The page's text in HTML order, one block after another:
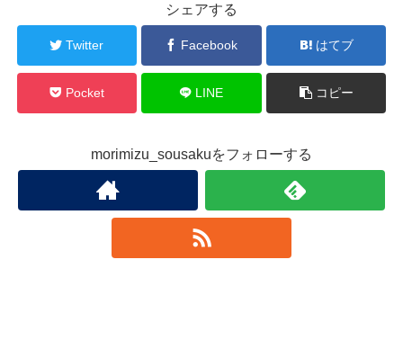
シェアする
Twitter Facebook はてブ
Pocket LINE コピー
morimizu_sousakuをフォローする